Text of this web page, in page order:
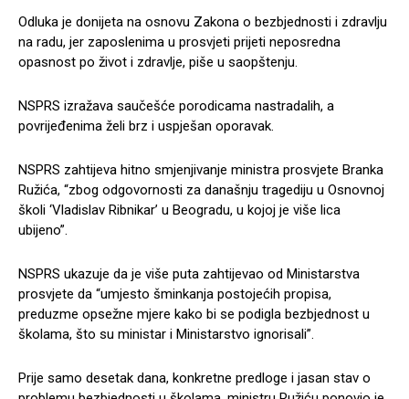
Odluka je donijeta na osnovu Zakona o bezbjednosti i zdravlju
na radu, jer zaposlenima u prosvjeti prijeti neposredna
opasnost po život i zdravlje, piše u saopštenju.
NSPRS izražava saučešće porodicama nastradalih, a
povrijeđenima želi brz i uspješan oporavak.
NSPRS zahtijeva hitno smjenjivanje ministra prosvjete Branka
Ružića, “zbog odgovornosti za današnju tragediju u Osnovnoj
školi ‘Vladislav Ribnikar’ u Beogradu, u kojoj je više lica
ubijeno”.
NSPRS ukazuje da je više puta zahtijevao od Ministarstva
prosvjete da “umjesto šminkanja postojećih propisa,
preduzme opsežne mjere kako bi se podigla bezbjednost u
školama, što su ministar i Ministarstvo ignorisali”.
Prije samo desetak dana, konkretne predloge i jasan stav o